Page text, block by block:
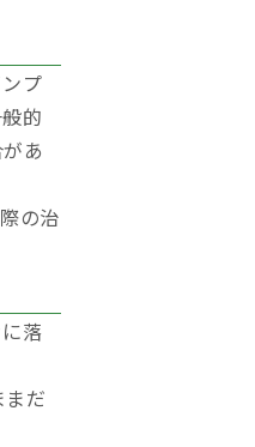
プ
的
あ
の治
落
だ